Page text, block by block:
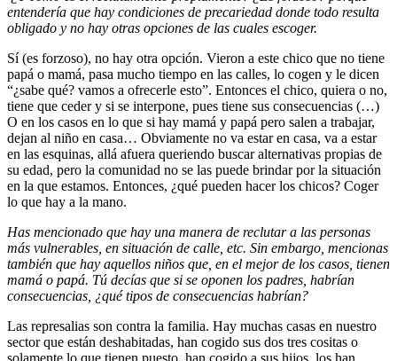
entendería que hay condiciones de precariedad donde todo resulta
obligado y no hay otras opciones de las cuales escoger.
Sí (es forzoso), no hay otra opción. Vieron a este chico que no tiene
papá o mamá, pasa mucho tiempo en las calles, lo cogen y le dicen
“¿sabe qué? vamos a ofrecerle esto”. Entonces el chico, quiera o no,
tiene que ceder y si se interpone, pues tiene sus consecuencias (…)
O en los casos en lo que si hay mamá y papá pero salen a trabajar,
dejan al niño en casa… Obviamente no va estar en casa, va a estar
en las esquinas, allá afuera queriendo buscar alternativas propias de
su edad, pero la comunidad no se las puede brindar por la situación
en la que estamos. Entonces, ¿qué pueden hacer los chicos? Coger
lo que hay a la mano.
Has mencionado que hay una manera de reclutar a las personas
más vulnerables, en situación de calle, etc. Sin embargo, mencionas
también que hay aquellos niños que, en el mejor de los casos, tienen
mamá o papá. Tú decías que si se oponen los padres, habrían
consecuencias, ¿qué tipos de consecuencias habrían?
Las represalias son contra la familia. Hay muchas casas en nuestro
sector que están deshabitadas, han cogido sus dos tres cositas o